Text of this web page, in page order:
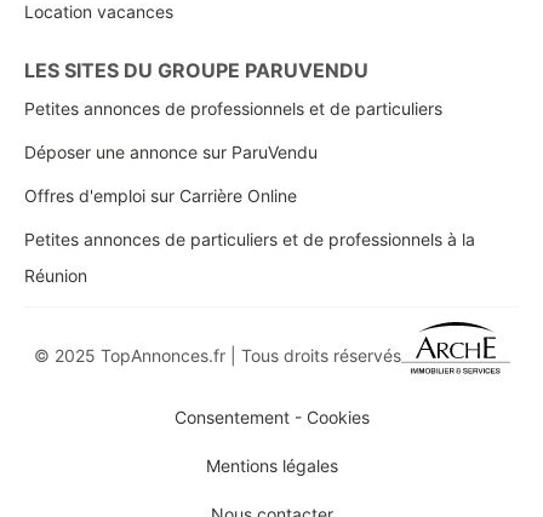
Location vacances
LES SITES DU GROUPE PARUVENDU
Petites annonces de professionnels et de particuliers
Déposer une annonce sur ParuVendu
Offres d'emploi sur Carrière Online
Petites annonces de particuliers et de professionnels à la
Réunion
© 2025 TopAnnonces.fr | Tous droits réservés
Consentement - Cookies
Mentions légales